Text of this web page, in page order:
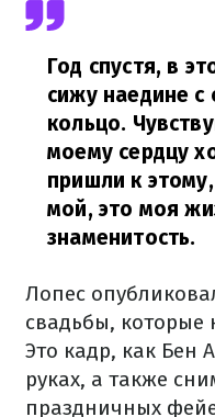
Год спустя, в
сижу наедине
кольцо.
моему сердцу
пришли к
мой, это моя
знаменитость.
Лопес
свадьбы, которые
Это кадр, как Бен
руках, а также
праздничных